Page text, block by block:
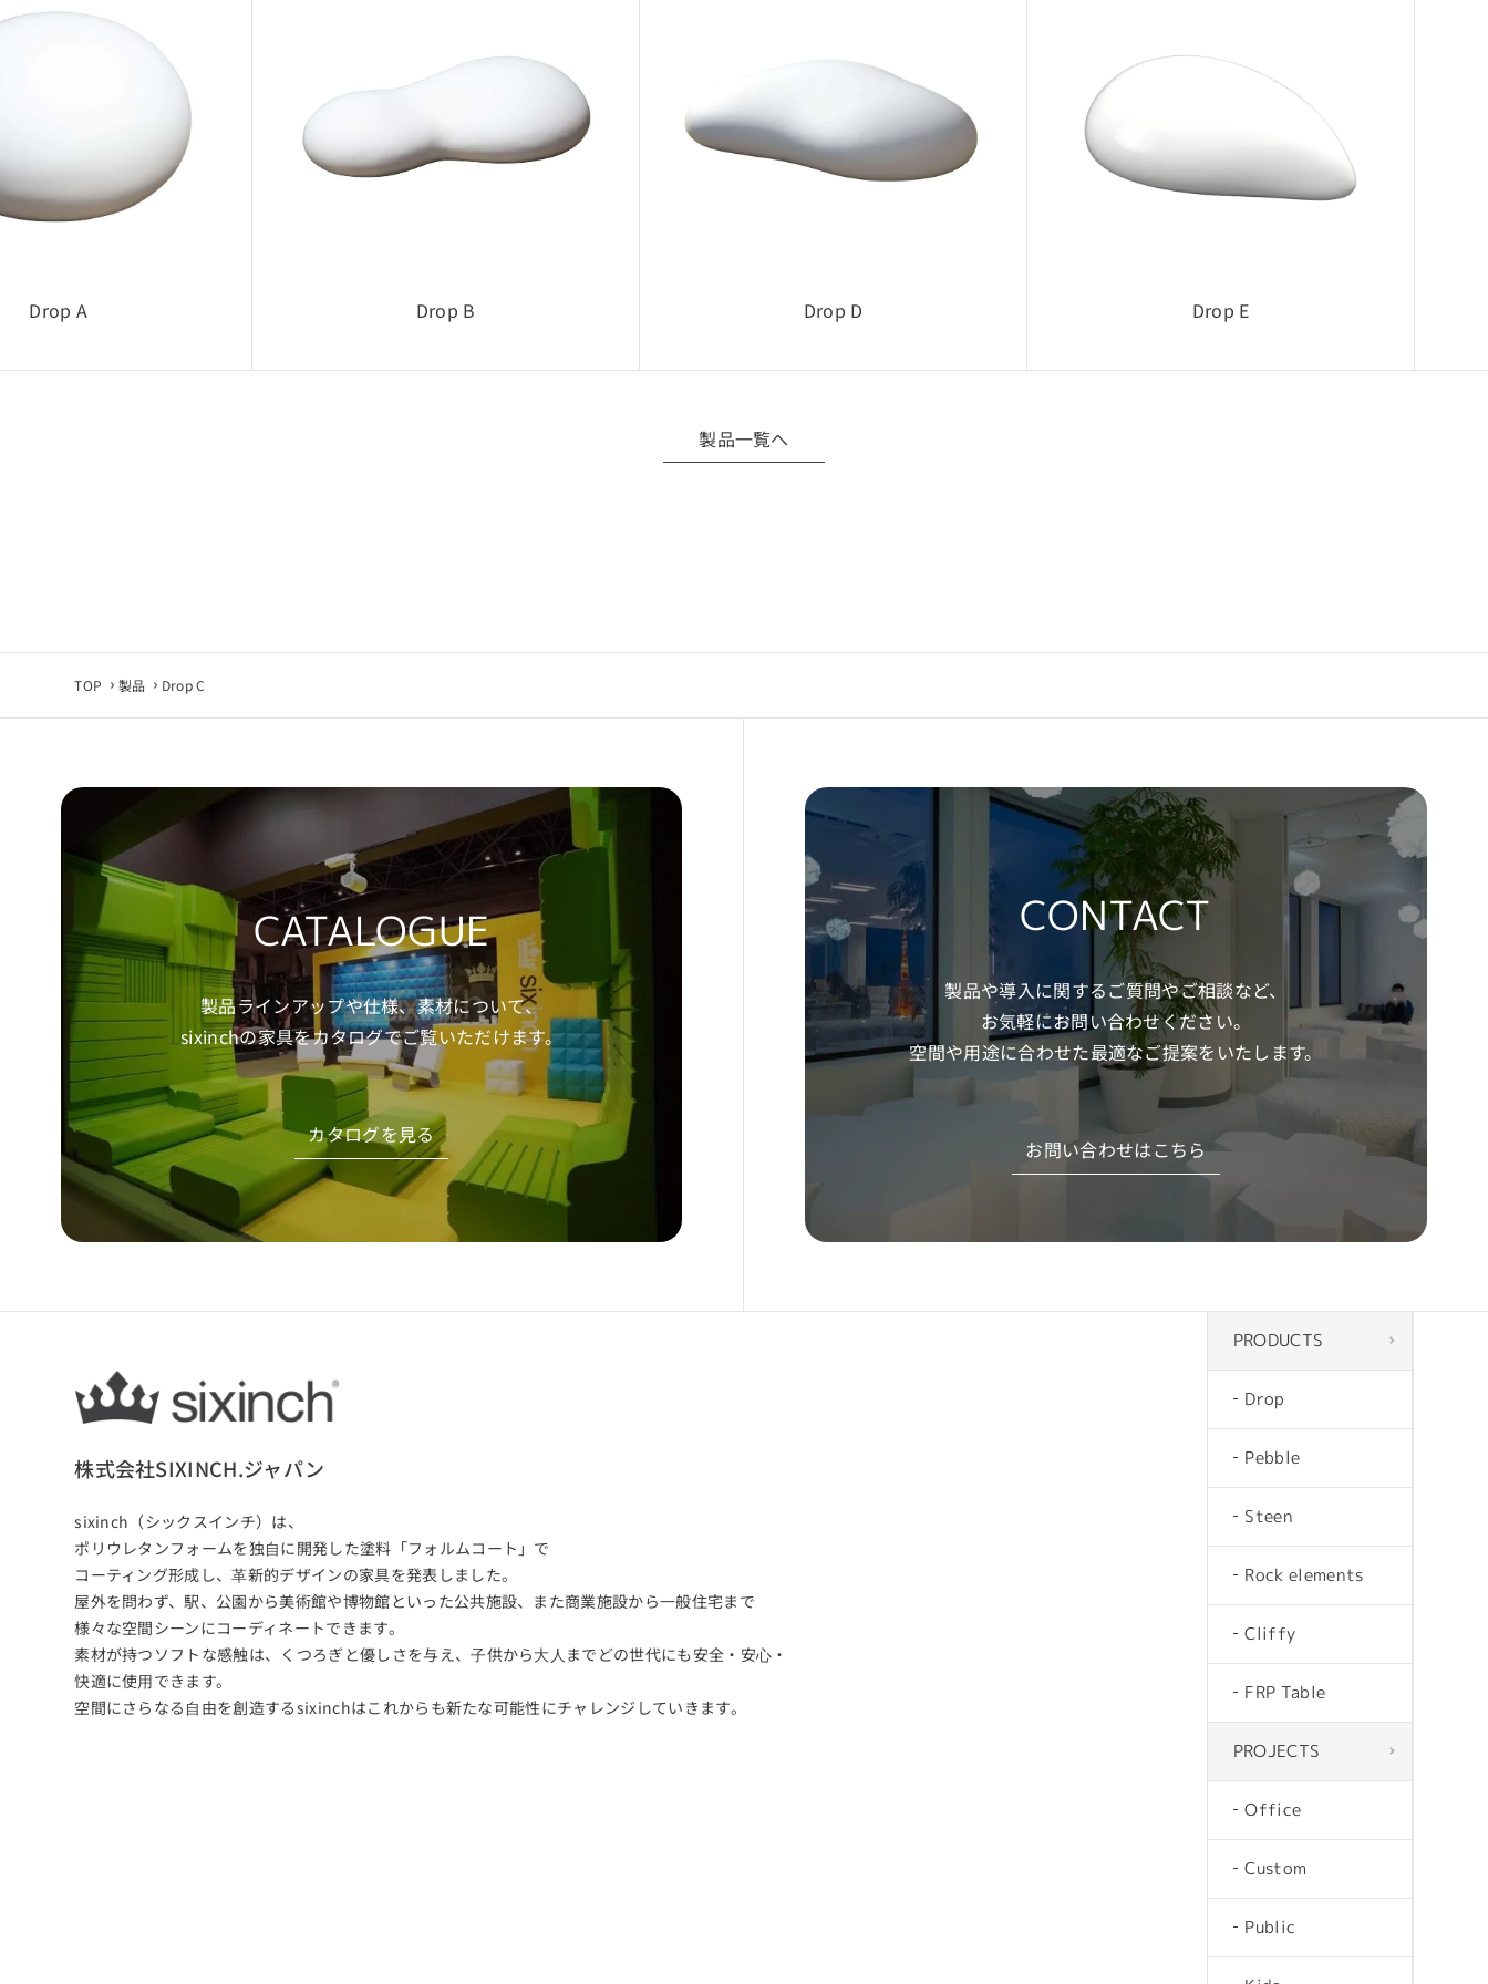
Drop A Drop B Drop D Drop E
製品一覧へ
■ 権利について
CADデータに関する著作権・所有権などの一切の権利は、当社または正当な権利者に帰属
します。
■ 禁止事項
■ データ仕様について
CADデータの利用は、お客様自身の責任にて行ってください。
TOP 製品 Drop C
CATALOGUE
製品ラインアップや仕様、素材について、
sixinchの家具をカタログでご覧いただけます。
カタログを見る
CONTACT
製品や導入に関するご質問やご相談など、
お気軽にお問い合わせください。
空間や用途に合わせた最適なご提案をいたします。
お問い合わせはこちら
株式会社SIXINCH.ジャパン
sixinch（シックスインチ）は、
ポリウレタンフォームを独⾃に開発した塗料「フォルムコート」で
コーティング形成し、⾰新的デザインの家具を発表しました。
屋外を問わず、駅、公園から美術館や博物館といった公共施設、また商業施設から⼀般住宅まで
様々な空間シーンにコーディネートできます。
素材が持つソフトな感触は、くつろぎと優しさを与え、⼦供から⼤⼈までどの世代にも安全・安⼼・
快適に使⽤できます。
空間にさらなる⾃由を創造するsixinchはこれからも新たな可能性にチャレンジしていきます。
PRODUCTS
Drop
Pebble
Steen
Rock elements
Cliffy
FRP Table
PROJECTS
Office
Custom
Public